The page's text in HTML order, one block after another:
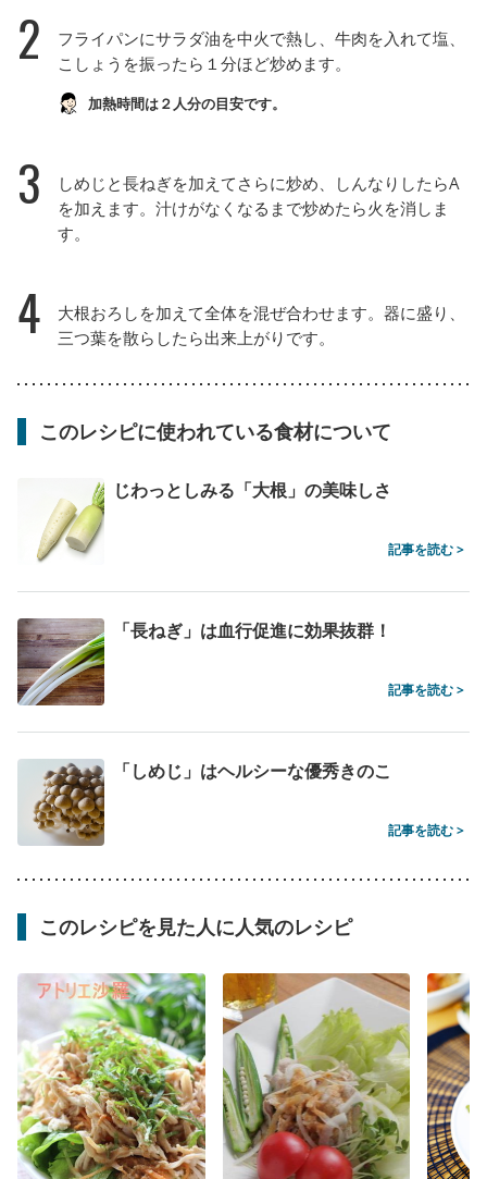
2
フライパンにサラダ油を中火で熱し、牛肉を入れて塩、
こしょうを振ったら１分ほど炒めます。
加熱時間は２人分の目安です。
3
しめじと長ねぎを加えてさらに炒め、しんなりしたらA
を加えます。汁けがなくなるまで炒めたら火を消しま
す。
4
大根おろしを加えて全体を混ぜ合わせます。器に盛り、
三つ葉を散らしたら出来上がりです。
このレシピに使われている食材について
じわっとしみる「大根」の美味しさ
記事を読む >
「長ねぎ」は血行促進に効果抜群！
記事を読む >
「しめじ」はヘルシーな優秀きのこ
記事を読む >
このレシピを見た人に人気のレシピ